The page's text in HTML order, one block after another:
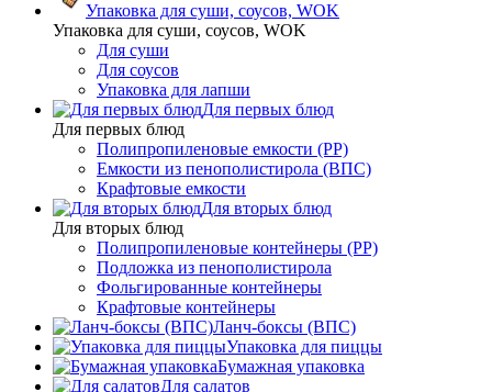
Упаковка для суши, соусов, WOK
Упаковка для суши, соусов, WOK
Для суши
Для соусов
Упаковка для лапши
Для первых блюд
Для первых блюд
Полипропиленовые емкости (PP)
Емкости из пенополистирола (ВПС)
Крафтовые емкости
Для вторых блюд
Для вторых блюд
Полипропиленовые контейнеры (PP)
Подложка из пенополистирола
Фольгированные контейнеры
Крафтовые контейнеры
Ланч-боксы (ВПС)
Упаковка для пиццы
Бумажная упаковка
Для салатов